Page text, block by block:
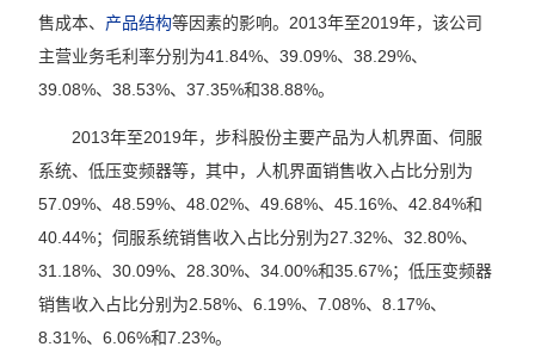
售成本、 产品结构等因素的影响。2013年至2019年，该公司
主营业务毛利率分别为41.84%、39.09%、38.29%、
39.08%、38.53%、37.35%和38.88%。
2013年至2019年，步科股份主要产品为人机界面、伺服
系统、低压变频器等，其中，人机界面销售收入占比分别为
57.09%、48.59%、48.02%、49.68%、45.16%、42.84%和
40.44%；伺服系统销售收入占比分别为27.32%、32.80%、
31.18%、30.09%、28.30%、34.00%和35.67%；低压变频器
销售收入占比分别为2.58%、6.19%、7.08%、8.17%、
8.31%、6.06%和7.23%。